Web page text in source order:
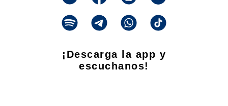
¡Descarga la app y
escuchanos!